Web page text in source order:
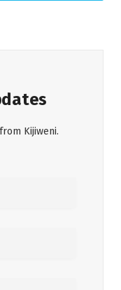
Kijiweni.